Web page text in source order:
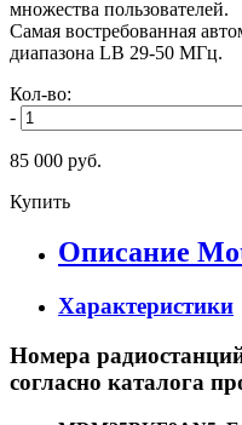
множества пользователей.
Самая востребованная
диапазона LB 29-50 МГц.
Кол-во:
-
85 000 руб.
Купить
Описание
Характеристики
Номера
согласно каталога